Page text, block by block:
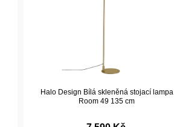
Halo Design Bílá skleněná stojací lampa
Room 49 135 cm